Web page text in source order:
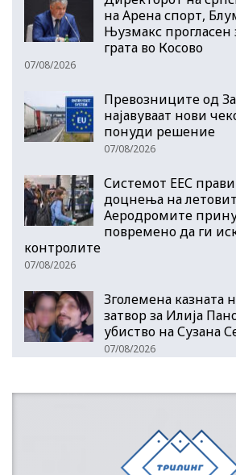
на Арена спорт,
Њузмакс прогласен
грата во Косово
07/08/2026
Превозниците од
најавуваат нови
понуди решение
07/08/2026
Системот ЕЕС
доцнења на
Аеродромите
повремено да ги
контролите
07/08/2026
Зголемена казната
затвор за Илија
убиство на Сузана
07/08/2026